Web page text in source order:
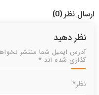
ارسال نظر (0)
نظر دهید
آدرس ایمیل شما منتشر
گذاری شده اند *
نظر*